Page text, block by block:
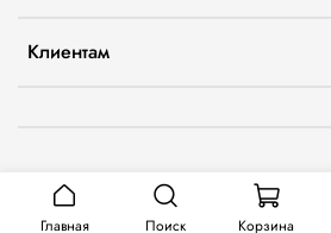
Клиентам
Главная Поиск Корзина